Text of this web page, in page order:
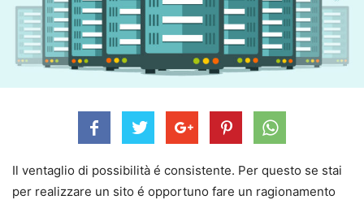
Il ventaglio di possibilità é consistente. Per questo se stai
per realizzare un sito é opportuno fare un ragionamento